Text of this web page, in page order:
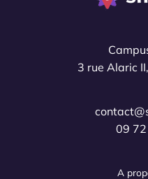
3 rue Alaric
09
A